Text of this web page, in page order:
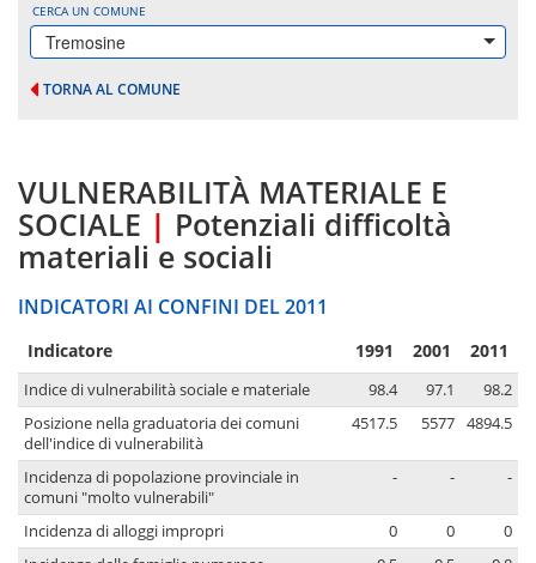
CERCA UN COMUNE
Tremosine
TORNA AL COMUNE
VULNERABILITÀ MATERIALE E
SOCIALE | Potenziali difficoltà
materiali e sociali
INDICATORI AI CONFINI DEL 2011
Indicatore 1991 2001 2011
Indice di vulnerabilità sociale e materiale 98.4 97.1
98.2
Posizione nella graduatoria dei comuni
dell'indice di vulnerabilità
4517.5 5577 4894.5
Incidenza di popolazione provinciale in
comuni "molto vulnerabili"
- - -
Incidenza di alloggi impropri 0 0
0